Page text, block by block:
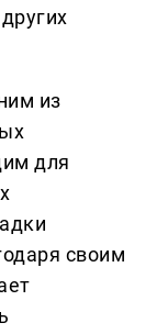
из
для
своим